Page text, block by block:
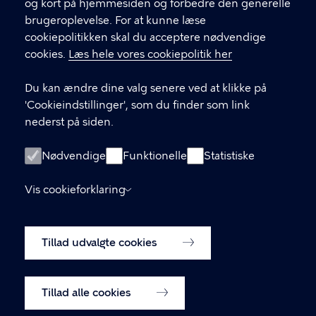
og kort på hjemmesiden og forbedre den generelle
brugeroplevelse. For at kunne læse
cookiepolitikken skal du acceptere nødvendige
cookies. Læs hele vores cookiepolitik her
Du kan ændre dine valg senere ved at klikke på
'Cookieindstillinger', som du finder som link
nederst på siden.
Nødvendige Funktionelle Statistiske
Vis cookieforklaring
Tillad udvalgte cookies
Tillad alle cookies
eller afsluttende samtale med din
kontaktperson.
In English
Praktisk information
Tilgængelighedserklæring
Cookiepolitik